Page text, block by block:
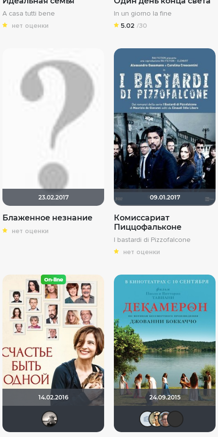
A casa tutti bene
нет оценки
In un giorno la fine
5.02 /30
23.02.2017
Блаженное незнание
нет оценки
09.01.2017
Комиссариат
Пиццофальконе
I bastardi di Pizzofalcone
нет оценки
14.02.2016 24.09.2015